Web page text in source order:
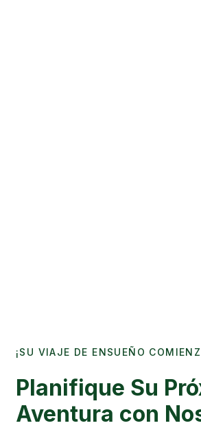
¡SU VIAJE DE ENSUEÑO
Planifique Su
Aventura con